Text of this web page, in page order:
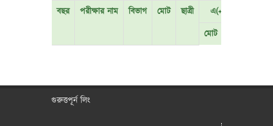
বছর পরীক্ষার নাম বিভাগ মোট ছাত্রী এ(+)প্লাস
মোট
গুরুত্তপূর্ন লিং